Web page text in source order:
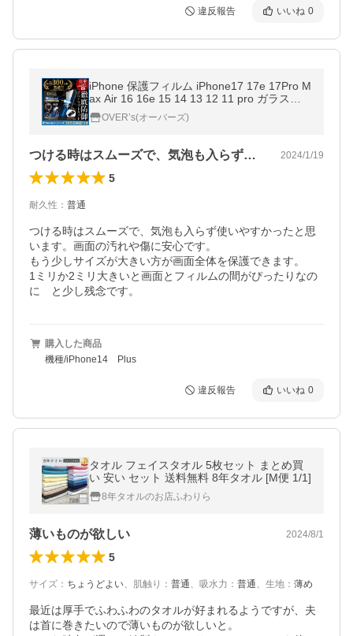
違反報告 いいね 0
iPhone 保護フィルム iPhone17 17e 17Pro M
ax Air 16 16e 15 14 13 12 11 pro ガラスフ
ィルム Max plus mini iPhone SE3 ブルーラ
イトカット ガラスザムライ 8 7
OVER’s(オーバーズ)
つける時はスムーズで、気泡も入らず使い… 2024/1/19
5
耐久性 ： 普通
つける時はスムーズで、気泡も入らず使いやすかったと思
います。画面の汚れや傷に安心です。
もう少しサイズが大きい方が画面全体を保護できます。
1ミリか2ミリ大きいと画面とフィルムの間がぴったりなの
に　と少し残念です。
購入した商品
機種/iPhone14 Plus
違反報告 いいね 0
タオル フェイスタオル 5枚セット まとめ買
い 安い セット 送料無料 8年タオル [M便 1/1]
8年タオルのお店ふわりら
薄いものが欲しい 2024/8/1
5
サイズ ： ちょうどよい、 肌触り ： 普通、 吸水力 ： 普通、 生地 ： 薄め
最近は厚手でふわふわのタオルが好まれるようですが、夫
は首に巻きたいので薄いものが欲しいと。